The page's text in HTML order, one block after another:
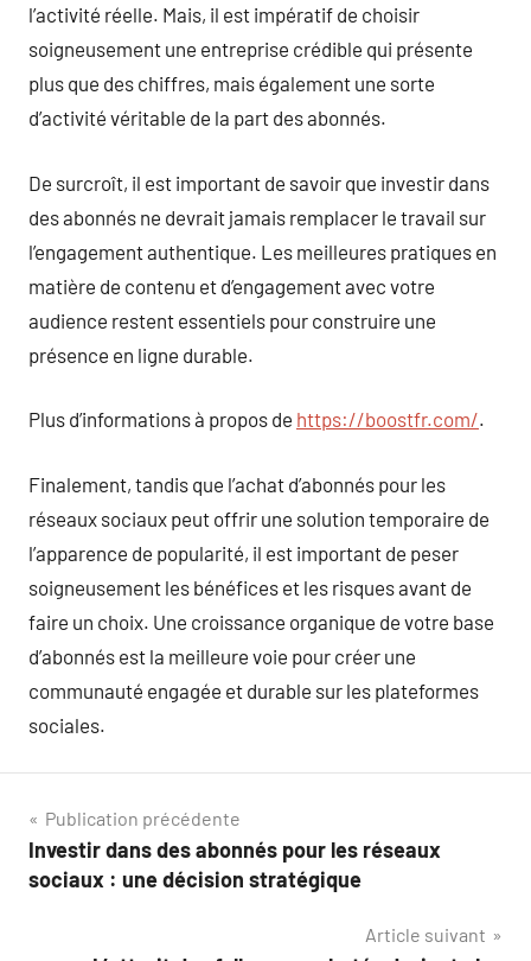
l’activité réelle. Mais, il est impératif de choisir
soigneusement une entreprise crédible qui présente
plus que des chiffres, mais également une sorte
d’activité véritable de la part des abonnés.
De surcroît, il est important de savoir que investir dans
des abonnés ne devrait jamais remplacer le travail sur
l’engagement authentique. Les meilleures pratiques en
matière de contenu et d’engagement avec votre
audience restent essentiels pour construire une
présence en ligne durable.
Plus d’informations à propos de https://boostfr.com/.
Finalement, tandis que l’achat d’abonnés pour les
réseaux sociaux peut offrir une solution temporaire de
l’apparence de popularité, il est important de peser
soigneusement les bénéfices et les risques avant de
faire un choix. Une croissance organique de votre base
d’abonnés est la meilleure voie pour créer une
communauté engagée et durable sur les plateformes
sociales.
Navigation
de
Publication précédente
Investir dans des abonnés pour les réseaux
sociaux : une décision stratégique
Article suivant